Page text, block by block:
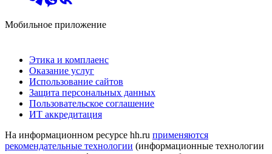
Мобильное приложение
Этика и комплаенс
Оказание услуг
Использование сайтов
Защита персональных данных
Пользовательское соглашение
ИТ аккредитация
На информационном ресурсе hh.ru применяются
рекомендательные технологии (информационные технологии